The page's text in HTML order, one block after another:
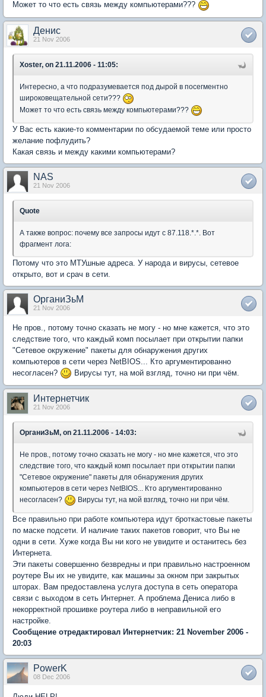
Может то что есть связь между компьютерами???
Денис
21 Nov 2006
Xoster, on 21.11.2006 - 11:05:
Интересно, а что подразумевается под дырой в посегментно
широковещательной сети???
Может то что есть связь между компьютерами???
У Вас есть какие-то комментарии по обсудаемой теме или просто
желание пофлудить?
Какая связь и между какими компьютерами?
NAS
21 Nov 2006
Quote
А также вопрос: почему все запросы идут с 87.118.*.*. Вот
фрагмент лога:
Потому что это МТУшные адреса. У народа и вирусы, сетевое
открыто, вот и срач в сети.
ОрганиЗьМ
21 Nov 2006
Не пров., потому точно сказать не могу - но мне кажется, что это
следствие того, что каждый комп посылает при открытии папки
"Сетевое окружение" пакеты для обнаружения других
компьютеров в сети через NetBIOS... Кто аргументированно
несогласен?
Вирусы тут, на мой взгляд, точно ни при чём.
Интернетчик
21 Nov 2006
ОрганиЗьМ, on 21.11.2006 - 14:03:
Не пров., потому точно сказать не могу - но мне кажется, что это
следствие того, что каждый комп посылает при открытии папки
"Сетевое окружение" пакеты для обнаружения других
компьютеров в сети через NetBIOS... Кто аргументированно
несогласен?
Вирусы тут, на мой взгляд, точно ни при чём.
Все правильно при работе компьютера идут броткастовые пакеты
по маске подсети. И наличие таких пакетов говорит, что Вы не
одни в сети. Хуже когда Вы ни кого не увидите и останитесь без
Интернета.
Эти пакеты совершенно безвредны и при правильно настроенном
роутере Вы их не увидите, как машины за окном при закрытых
шторах. Вам предоставлена услуга доступа в сеть оператора
связи с выходом в сеть Интернет. А проблема Дениса либо в
некорректной прошивке роутера либо в неправильной его
настройке.
Сообщение отредактировал Интернетчик: 21 November 2006 -
20:03
PowerK
08 Dec 2006